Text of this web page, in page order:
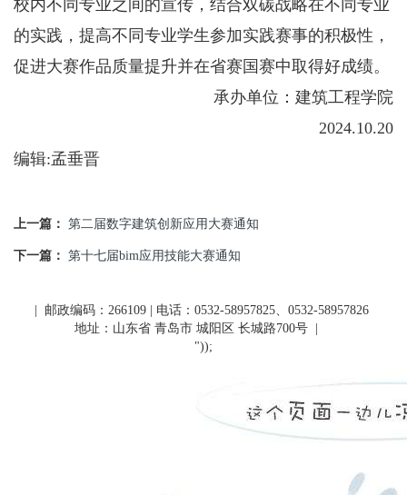
校内不同专业之间的宣传，结合双碳战略在不同专业
的实践，提高不同专业学生参加实践赛事的积极性，
促进大赛作品质量提升并在省赛国赛中取得好成绩。
承办单位：建筑工程学院
2024.10.20
编辑:孟垂晋
上一篇： 第二届数字建筑创新应用大赛通知
下一篇： 第十七届bim应用技能大赛通知
| 邮政编码：266109 | 电话：0532-58957825、0532-58957826
地址：山东省 青岛市 城阳区 长城路700号
"));